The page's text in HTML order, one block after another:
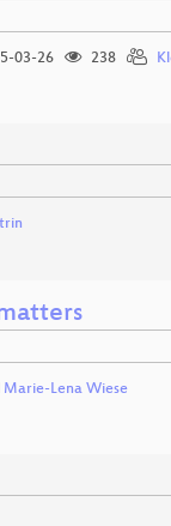
03-26 238
Marie-Lena Wiese